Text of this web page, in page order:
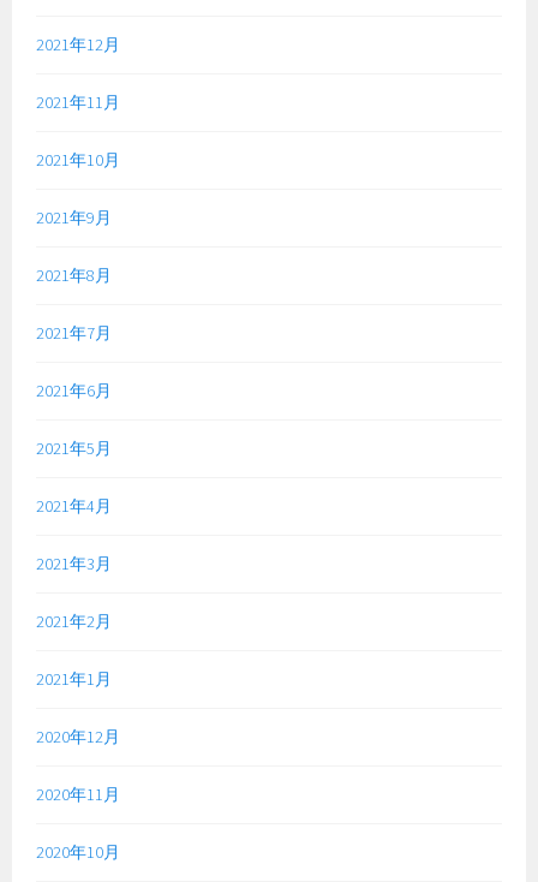
2021年12月
2021年11月
2021年10月
2021年9月
2021年8月
2021年7月
2021年6月
2021年5月
2021年4月
2021年3月
2021年2月
2021年1月
2020年12月
2020年11月
2020年10月